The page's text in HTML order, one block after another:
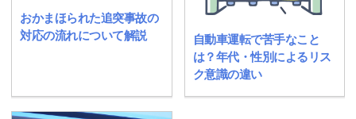
おかまほられた追突事故の
対応の流れについて解説
自動車運転で苦手なこと
は？年代・性別によるリス
ク意識の違い